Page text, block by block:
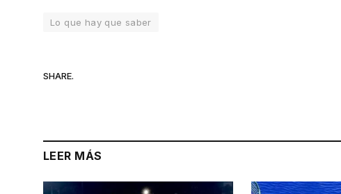
Lo que hay que saber
SHARE.
LEER MÁS